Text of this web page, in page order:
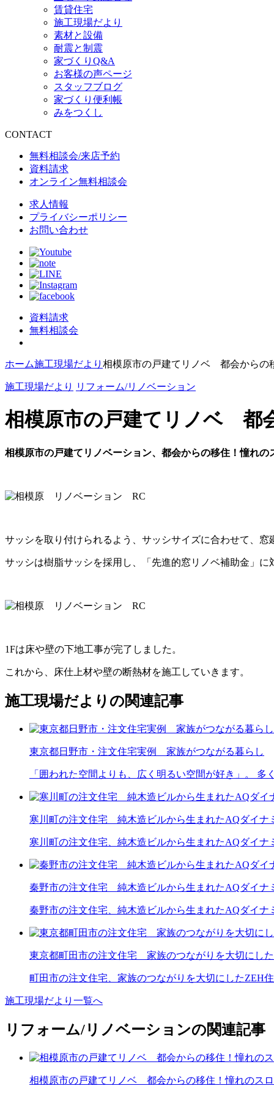
賃貸住宅
施工現場だより
素材と設備
耐震と制震
家づくりQ&A
お客様の声ページ
スタッフブログ
家づくり便利帳
みをつくし
CONTACT
無料相談会/来店予約
資料請求
オンライン無料相談会
求人情報
プライバシーポリシー
お問い合わせ
資料請求
無料相談会
ホーム施工現場だより 相模原市の戸建てリノベ 都会からの
施工現場だより リフォーム/リノベーション
相模原市の戸建てリノベ 都
相模原市の戸建てリノベーション、都会からの移住！憧れの
サッシを取り付けられるよう、サッシサイズに合わせて、窓
サッシは樹脂サッシを採用し、「先進的窓リノベ補助金」に
1Fは床や壁の下地工事が完了しました。
これから、床仕上材や壁の断熱材を施工していきます。
施工現場だよりの関連記事
東京都日野市・注文住宅実例 家族がつながる暮らし
「囲われた空間よりも、広く明るい空間が好き」。
寒川町の注文住宅 純木造ビルから生まれたAQダイナ
寒川町の注文住宅、純木造ビルから生まれたAQダイ
秦野市の注文住宅 純木造ビルから生まれたAQダイナ
秦野市の注文住宅、純木造ビルから生まれたAQダイ
東京都町田市の注文住宅 家族のつながりを大切にし
町田市の注文住宅、家族のつながりを大切にしたZEH
施工現場だより一覧へ
リフォーム/リノベーションの関連記事
相模原市の戸建てリノベ 都会からの移住！憧れのス